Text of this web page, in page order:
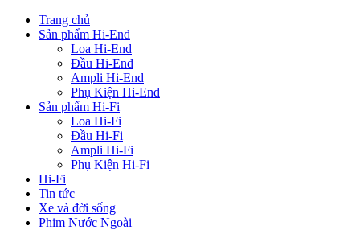
Trang chủ
Sản phẩm Hi-End
Loa Hi-End
Đầu Hi-End
Ampli Hi-End
Phụ Kiện Hi-End
Sản phẩm Hi-Fi
Loa Hi-Fi
Đầu Hi-Fi
Ampli Hi-Fi
Phụ Kiện Hi-Fi
Hi-Fi
Tin tức
Xe và đời sống
Phim Nước Ngoài